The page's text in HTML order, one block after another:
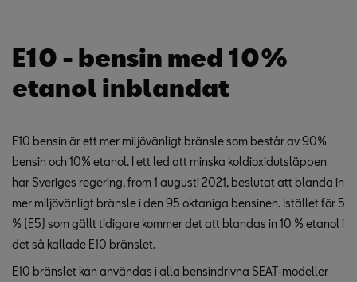
E10 - bensin med 10%
etanol inblandat
E10 bensin är ett mer miljövänligt bränsle som består av 90%
bensin och 10% etanol. I ett led att minska koldioxidutsläppen
har Sveriges regering, from 1 augusti 2021, beslutat att blanda in
mer miljövänligt bränsle i den 95 oktaniga bensinen. Istället för 5
% (E5) som gällt tidigare kommer det att blandas in 10 % etanol i
det så kallade E10 bränslet.
E10 bränslet kan användas i alla bensindrivna SEAT-modeller